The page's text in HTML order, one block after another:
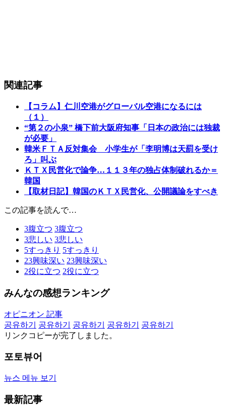
関連記事
【コラム】仁川空港がグローバル空港になるには
（１）
“第２の小泉” 橋下前大阪府知事「日本の政治には独裁
が必要」
韓米ＦＴＡ反対集会 小学生が「李明博は天罰を受け
ろ」叫ぶ
ＫＴＸ民営化で論争…１１３年の独占体制破れるか＝
韓国
【取材日記】韓国のＫＴＸ民営化、公開議論をすべき
この記事を読んで…
3腹立つ 3腹立つ
3悲しい 3悲しい
5すっきり 5すっきり
23興味深い 23興味深い
2役に立つ 2役に立つ
みんなの感想ランキング
オピニオン 記事
공유하기
공유하기 공유하기 공유하기
공유하기
リンクコピーが完了しました。
포토뷰어
뉴스 메뉴 보기
最新記事